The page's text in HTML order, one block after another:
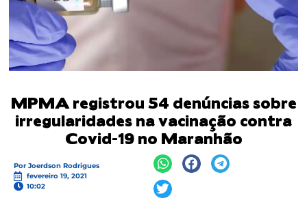
MPMA registrou 54 denúncias sobre
irregularidades na vacinação contra
Covid-19 no Maranhão
Por Joerdson Rodrigues
fevereiro 19, 2021
10:02